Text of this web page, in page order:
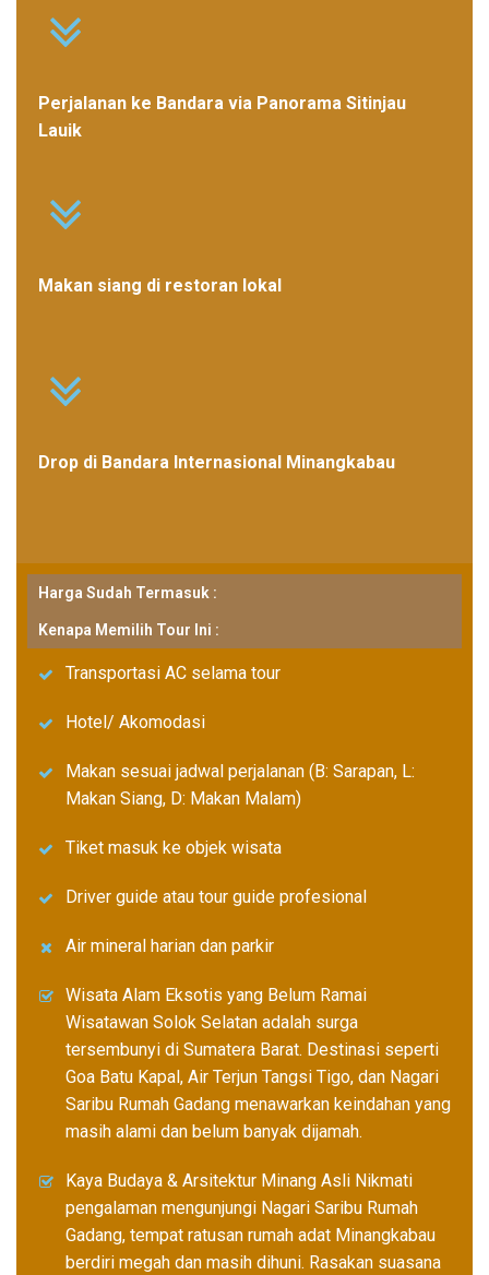
Perjalanan ke Bandara via Panorama Sitinjau
Lauik
Makan siang di restoran lokal
Drop di Bandara Internasional Minangkabau
Harga Sudah Termasuk :
Kenapa Memilih Tour Ini :
Transportasi AC selama tour
Hotel/ Akomodasi
Makan sesuai jadwal perjalanan (B: Sarapan, L:
Makan Siang, D: Makan Malam)
Tiket masuk ke objek wisata
Driver guide atau tour guide profesional
Air mineral harian dan parkir
Wisata Alam Eksotis yang Belum Ramai
Wisatawan Solok Selatan adalah surga
tersembunyi di Sumatera Barat. Destinasi seperti
Goa Batu Kapal, Air Terjun Tangsi Tigo, dan Nagari
Saribu Rumah Gadang menawarkan keindahan yang
masih alami dan belum banyak dijamah.
Kaya Budaya & Arsitektur Minang Asli Nikmati
pengalaman mengunjungi Nagari Saribu Rumah
Gadang, tempat ratusan rumah adat Minangkabau
berdiri megah dan masih dihuni. Rasakan suasana